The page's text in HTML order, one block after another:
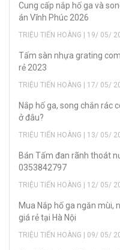
Cung cấp nắp hố ga và
án Vĩnh Phúc 2026
TRIỆU TIẾN HOÀNG | 19/ 05/
Tấm sàn nhựa grating
rẻ 2023
TRIỆU TIẾN HOÀNG | 17/ 05/
Nắp hố ga, song chắn rác
ở đâu?
TRIỆU TIẾN HOÀNG | 13/ 05/
Bán Tấm đan rãnh thoát
0353842797
TRIỆU TIẾN HOÀNG | 12/ 05/
Mua Nắp hố ga ngăn mùi,
giá rẻ tại Hà Nội
TRIỆU TIẾN HOÀNG | 09/ 05/